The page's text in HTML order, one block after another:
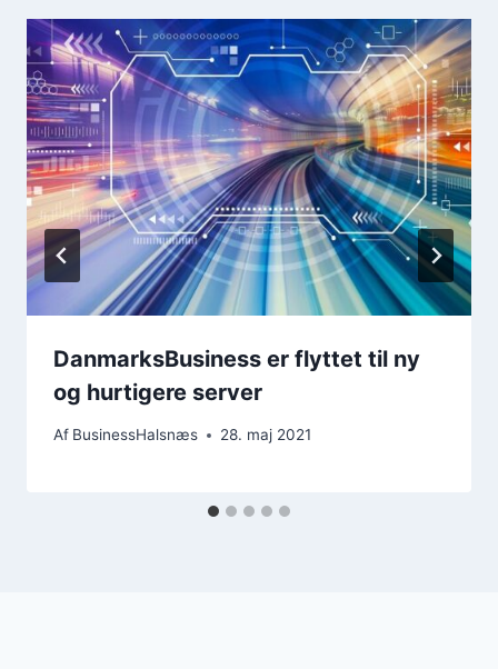
DanmarksBusiness er flyttet til ny
og hurtigere server
Af BusinessHalsnæs 28. maj 2021